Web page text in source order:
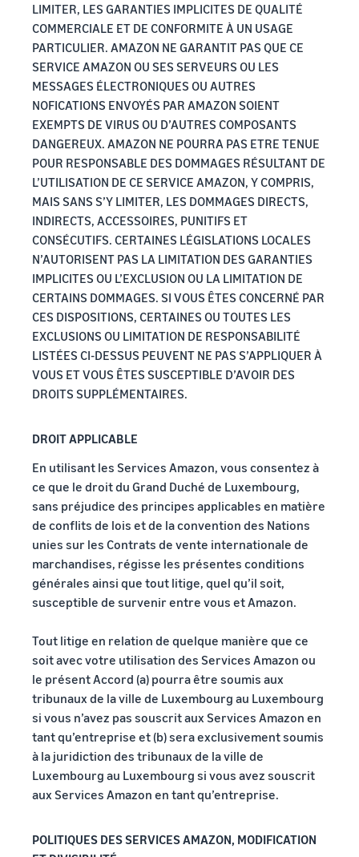
LIMITER, LES GARANTIES IMPLICITES DE QUALITÉ
COMMERCIALE ET DE CONFORMITE À UN USAGE
PARTICULIER. AMAZON NE GARANTIT PAS QUE CE
SERVICE AMAZON OU SES SERVEURS OU LES
MESSAGES ÉLECTRONIQUES OU AUTRES
NOFICATIONS ENVOYÉS PAR AMAZON SOIENT
EXEMPTS DE VIRUS OU D’AUTRES COMPOSANTS
DANGEREUX. AMAZON NE POURRA PAS ETRE TENUE
POUR RESPONSABLE DES DOMMAGES RÉSULTANT DE
L’UTILISATION DE CE SERVICE AMAZON, Y COMPRIS,
MAIS SANS S’Y LIMITER, LES DOMMAGES DIRECTS,
INDIRECTS, ACCESSOIRES, PUNITIFS ET
CONSÉCUTIFS. CERTAINES LÉGISLATIONS LOCALES
N’AUTORISENT PAS LA LIMITATION DES GARANTIES
IMPLICITES OU L’EXCLUSION OU LA LIMITATION DE
CERTAINS DOMMAGES. SI VOUS ÊTES CONCERNÉ PAR
CES DISPOSITIONS, CERTAINES OU TOUTES LES
EXCLUSIONS OU LIMITATION DE RESPONSABILITÉ
LISTÉES CI-DESSUS PEUVENT NE PAS S’APPLIQUER À
VOUS ET VOUS ÊTES SUSCEPTIBLE D’AVOIR DES
DROITS SUPPLÉMENTAIRES.
DROIT APPLICABLE
En utilisant les Services Amazon, vous consentez à
ce que le droit du Grand Duché de Luxembourg,
sans préjudice des principes applicables en matière
de conflits de lois et de la convention des Nations
unies sur les Contrats de vente internationale de
marchandises, régisse les présentes conditions
générales ainsi que tout litige, quel qu’il soit,
susceptible de survenir entre vous et Amazon.
Tout litige en relation de quelque manière que ce
soit avec votre utilisation des Services Amazon ou
le présent Accord (a) pourra être soumis aux
tribunaux de la ville de Luxembourg au Luxembourg
si vous n’avez pas souscrit aux Services Amazon en
tant qu’entreprise et (b) sera exclusivement soumis
à la juridiction des tribunaux de la ville de
Luxembourg au Luxembourg si vous avez souscrit
aux Services Amazon en tant qu’entreprise.
POLITIQUES DES SERVICES AMAZON, MODIFICATION